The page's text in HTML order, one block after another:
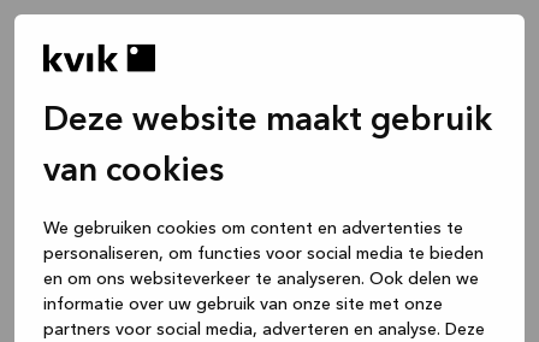
Deze website maakt gebruik
van cookies
We gebruiken cookies om content en advertenties te
personaliseren, om functies voor social media te bieden
en om ons websiteverkeer te analyseren. Ook delen we
informatie over uw gebruik van onze site met onze
partners voor social media, adverteren en analyse. Deze